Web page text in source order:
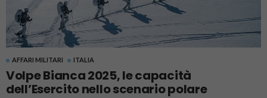
AFFARI MILITARI ITALIA
Volpe Bianca 2025, le capacità
dell’Esercito nello scenario polare